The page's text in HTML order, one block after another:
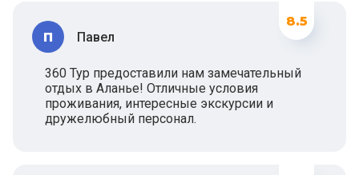
П Павел
8.5
360 Тур предоставили нам замечательный
отдых в Аланье! Отличные условия
проживания, интересные экскурсии и
дружелюбный персонал.